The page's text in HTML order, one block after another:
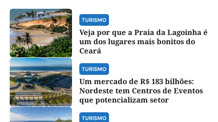
TURISMO
Veja por que a Praia da Lagoinha é
um dos lugares mais bonitos do
Ceará
TURISMO
Um mercado de R$ 183 bilhões:
Nordeste tem Centros de Eventos
que potencializam setor
TURISMO